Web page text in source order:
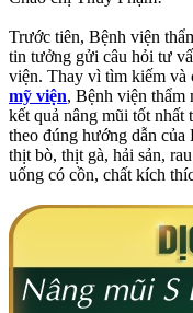
Trước tiên, Bệnh viện
tin tưởng gửi câu hỏi tư
viện. Thay vì tìm kiếm và
mỹ viện, Bệnh viện thẩm
kết quả nâng mũi tốt nhất
theo đúng hướng dẫn của
thịt bò, thịt gà, hải sản,
uống có cồn, chất kích